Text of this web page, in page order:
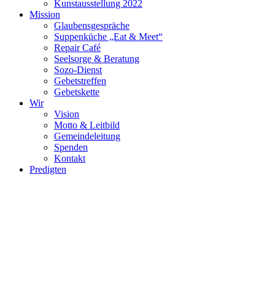
Kunstausstellung 2022
Mission
Glaubensgespräche
Suppenküche „Eat & Meet“
Repair Café
Seelsorge & Beratung
Sozo-Dienst
Gebetstreffen
Gebetskette
Wir
Vision
Motto & Leitbild
Gemeindeleitung
Spenden
Kontakt
Predigten